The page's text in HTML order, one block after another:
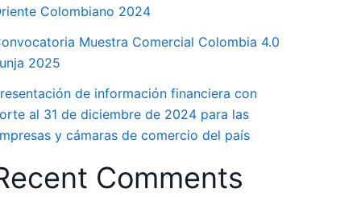
Colombiano 2024
Muestra Comercial Colombia 4.0
2025
de información financiera con
al 31 de diciembre de 2024 para las
y cámaras de comercio del país
Comments